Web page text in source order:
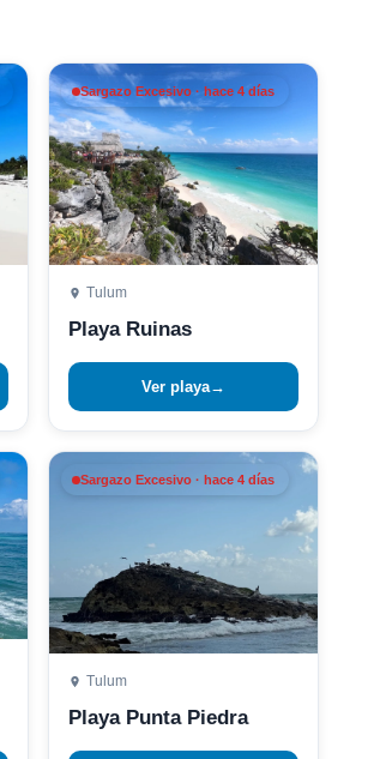
Sargazo Excesivo · hace 4 días
Tulum
Playa Ruinas
Ver playa→
Sargazo Excesivo · hace 4 días
Tulum
Playa Punta Piedra